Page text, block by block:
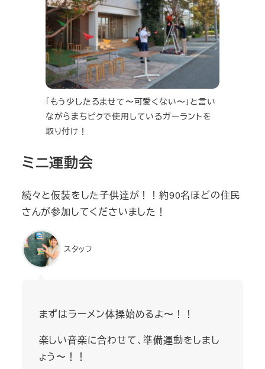
「もう少したるませて〜可愛くない〜」と言い
ながらまちピクで使用しているガーラントを
取り付け！
ミニ運動会
続々と仮装をした子供達が！！約90名ほどの住民
さんが参加してくださいました！
スタッフ
まずはラーメン体操始めるよ〜！！
楽しい音楽に合わせて、準備運動をしまし
ょう〜！！